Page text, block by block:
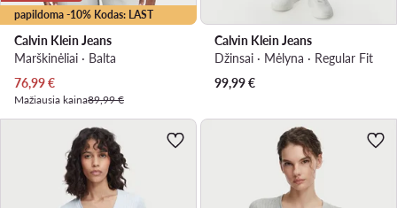
papildoma -10% Kodas: LAST
Calvin Klein Jeans
Marškinėliai · Balta
Dabartinė kaina
76,99€
Mažiausia kaina89,99 €
Calvin Klein Jeans
Džinsai · Mėlyna · Regular Fit
99,99€